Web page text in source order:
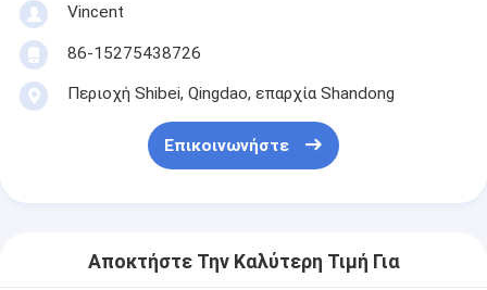
Vincent
86-15275438726
Περιοχή Shibei, Qingdao, επαρχία Shandong
Επικοινωνήστε
Αποκτήστε Την Καλύτερη Τιμή Για